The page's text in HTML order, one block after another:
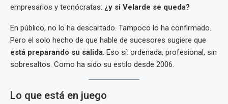
empresarios y tecnócratas: ¿y si Velarde se queda?
En público, no lo ha descartado. Tampoco lo ha confirmado.
Pero el solo hecho de que hable de sucesores sugiere que
está preparando su salida. Eso sí: ordenada, profesional, sin
sobresaltos. Como ha sido su estilo desde 2006.
Lo que está en juego